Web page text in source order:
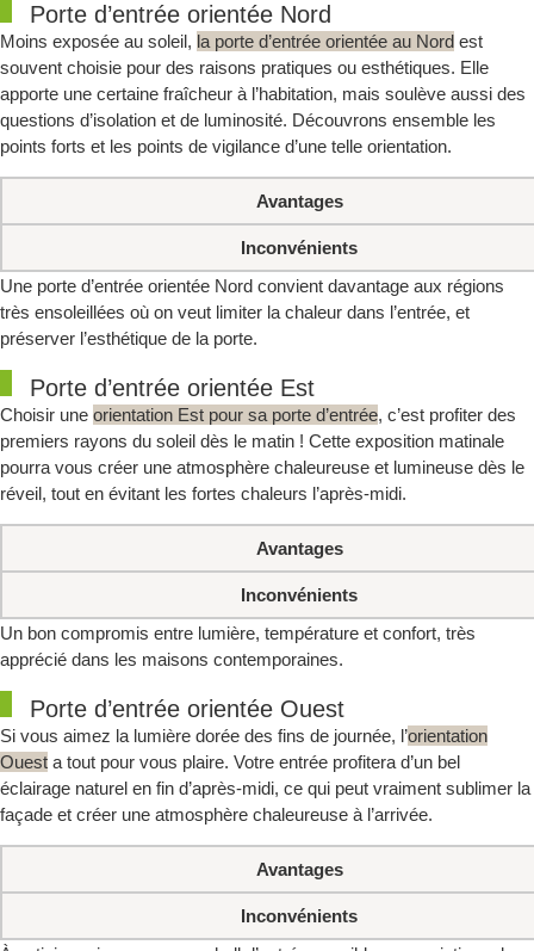
Porte d’entrée orientée Nord
Moins exposée au soleil, la porte d’entrée orientée au Nord est
souvent choisie pour des raisons pratiques ou esthétiques. Elle
apporte une certaine fraîcheur à l’habitation, mais soulève aussi des
questions d’isolation et de luminosité. Découvrons ensemble les
points forts et les points de vigilance d’une telle orientation.
Avantages
Inconvénients
Une porte d’entrée orientée Nord convient davantage aux régions
très ensoleillées où on veut limiter la chaleur dans l’entrée, et
préserver l’esthétique de la porte.
Porte d’entrée orientée Est
Choisir une orientation Est pour sa porte d’entrée, c’est profiter des
premiers rayons du soleil dès le matin ! Cette exposition matinale
pourra vous créer une atmosphère chaleureuse et lumineuse dès le
réveil, tout en évitant les fortes chaleurs l’après-midi.
Avantages
Inconvénients
Un bon compromis entre lumière, température et confort, très
apprécié dans les maisons contemporaines.
Porte d’entrée orientée Ouest
Si vous aimez la lumière dorée des fins de journée, l’orientation
Ouest a tout pour vous plaire. Votre entrée profitera d’un bel
éclairage naturel en fin d’après-midi, ce qui peut vraiment sublimer la
façade et créer une atmosphère chaleureuse à l’arrivée.
Avantages
Inconvénients